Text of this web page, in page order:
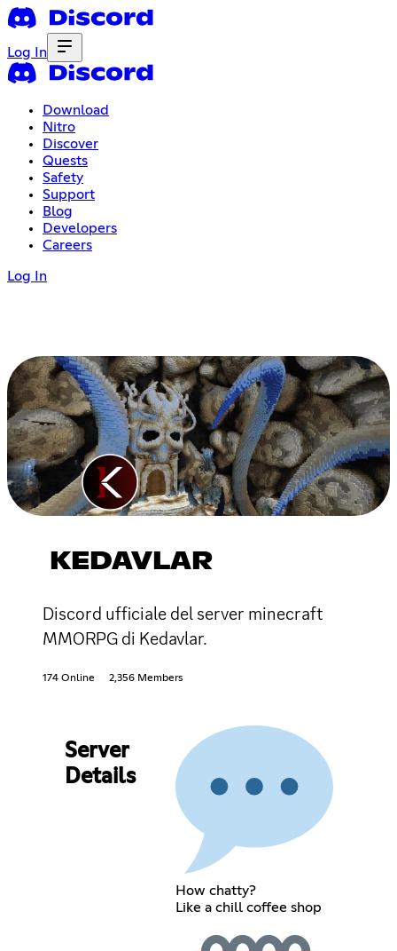
Log In
Download
Nitro
Discover
Quests
Safety
Support
Blog
Developers
Careers
Log In
KEDAVLAR
Discord ufficiale del server minecraft
MMORPG di Kedavlar.
174 Online 2,356 Members
Server
Details
How chatty?
Like a chill coffee shop